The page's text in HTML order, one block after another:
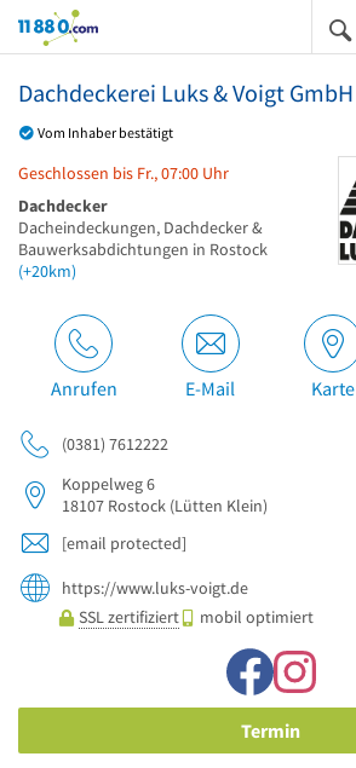
11880.com
Dachdeckerei Luks & Voigt GmbH
Vom Inhaber bestätigt
Geschlossen bis Fr., 07:00 Uhr
Dachdecker
Dacheindeckungen, Dachdecker &
Bauwerksabdichtungen in Rostock
(+20km)
Anrufen E-Mail Karte
(0381) 7612222
Koppelweg 6
18107 Rostock (Lütten Klein)
[email protected]
https://www.luks-voigt.de
SSL zertifiziert
mobil optimiert
Termin